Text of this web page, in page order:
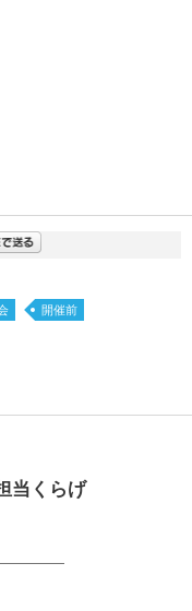
開催前
当くらげ